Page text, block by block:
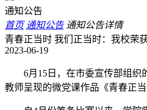
通知公告
首页 通知公告 通知公告详情
青春正当时 我们正当时：我校荣
2023-06-19
6月15日，在市委宣传部组织
教师呈现的微党课作品《青春正